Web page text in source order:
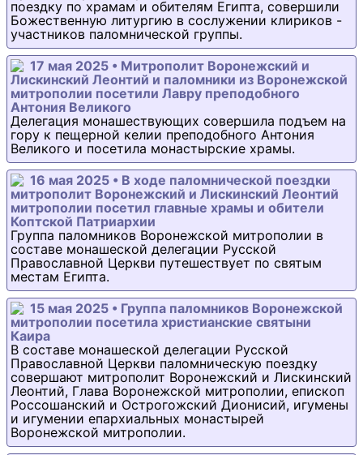
поездку по храмам и обителям Египта, совершили
Божественную литургию в сослужении клириков -
участников паломнической группы.
17 мая 2025 • Митрополит Воронежский и
Лискинский Леонтий и паломники из Воронежской
митрополии посетили Лавру преподобного
Антония Великого
Делегация монашествующих совершила подъем на
гору к пещерной келии преподобного Антония
Великого и посетила монастырские храмы.
16 мая 2025 • В ходе паломнической поездки
митрополит Воронежский и Лискинский Леонтий
митрополии посетил главные храмы и обители
Коптской Патриархии
Группа паломников Воронежской митрополии в
составе монашеской делегации Русской
Православной Церкви путешествует по святым
местам Египта.
15 мая 2025 • Группа паломников Воронежской
митрополии посетила христианские святыни
Каира
В составе монашеской делегации Русской
Православной Церкви паломническую поездку
совершают митрополит Воронежский и Лискинский
Леонтий, Глава Воронежской митрополии, епископ
Россошанский и Острогожский Дионисий, игумены
и игумении епархиальных монастырей
Воронежской митрополии.